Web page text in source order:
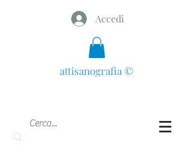
Accedi
attisanografia ©